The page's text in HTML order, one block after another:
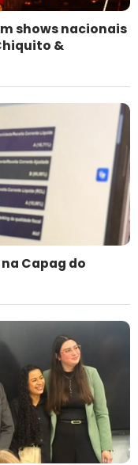
shows nacionais
&
Capag do